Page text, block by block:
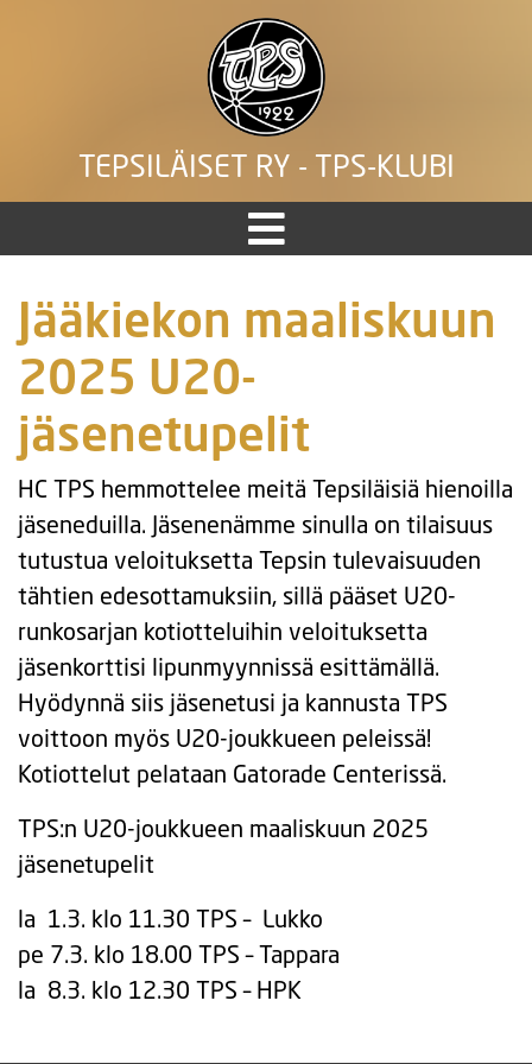
TEPSILÄISET RY - TPS-KLUBI
Jääkiekon maaliskuun
2025 U20-
jäsenetupelit
HC TPS hemmottelee meitä Tepsiläisiä hienoilla
jäseneduilla. Jäsenenämme sinulla on tilaisuus
tutustua veloituksetta Tepsin tulevaisuuden
tähtien edesottamuksiin, sillä pääset U20-
runkosarjan kotiotteluihin veloituksetta
jäsenkorttisi lipunmyynnissä esittämällä.
Hyödynnä siis jäsenetusi ja kannusta TPS
voittoon myös U20-joukkueen peleissä!
Kotiottelut pelataan Gatorade Centerissä.
TPS:n U20-joukkueen maaliskuun 2025
jäsenetupelit
la 1.3. klo 11.30 TPS – Lukko
pe 7.3. klo 18.00 TPS – Tappara
la 8.3. klo 12.30 TPS – HPK